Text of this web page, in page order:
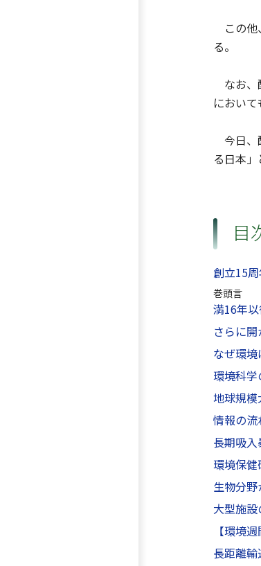
この他
る。
なお、
におい
今日、
る日本
目
創立15
巻頭言
満16年
さらに
なぜ環
環境科
地球規模
情報の流
長期吸
環境保
生物分
大型施
【環境
長距離